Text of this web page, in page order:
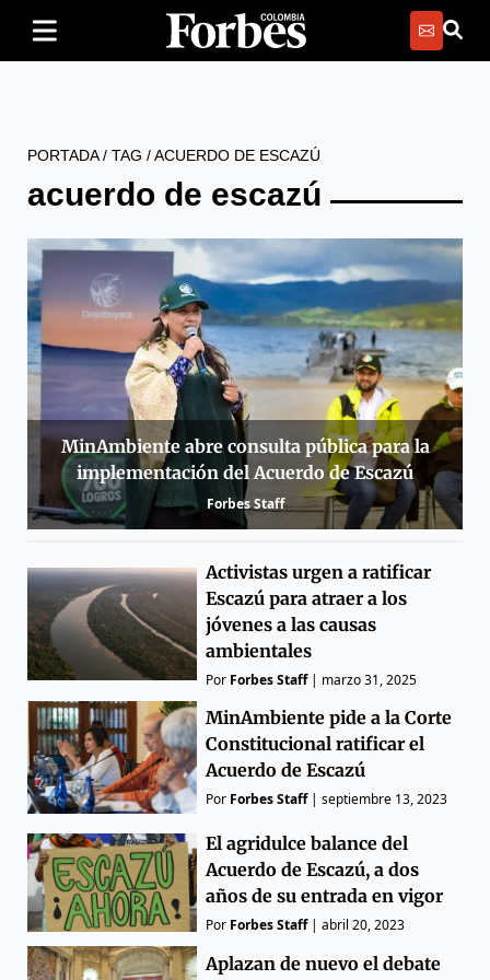
PORTADA/ TAG /ACUERDO DE ESCAZÚ
acuerdo de escazú
MinAmbiente abre consulta pública para la
implementación del Acuerdo de Escazú
Forbes Staff
Activistas urgen a ratificar
Escazú para atraer a los
jóvenes a las causas
ambientales
Por Forbes Staff| marzo 31, 2025
MinAmbiente pide a la Corte
Constitucional ratificar el
Acuerdo de Escazú
Por Forbes Staff|septiembre 13, 2023
El agridulce balance del
Acuerdo de Escazú, a dos
años de su entrada en vigor
Por Forbes Staff|abril 20, 2023
Aplazan de nuevo el debate